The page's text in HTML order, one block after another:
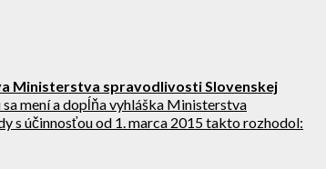
Ministerstva spravodlivosti Slovenskej
mení a dopĺňa vyhláška Ministerstva
s účinnosťou od 1. marca 2015 takto rozhodol: